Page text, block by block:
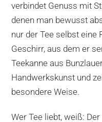
verbindet Genuss mit
denen man bewusst
nur der Tee selbst eine
Geschirr, aus dem er
Teekanne aus
Handwerkskunst und
besondere Weise.
Wer Tee liebt, weiß: